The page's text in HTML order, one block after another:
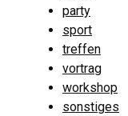
party
sport
treffen
vortrag
workshop
sonstiges